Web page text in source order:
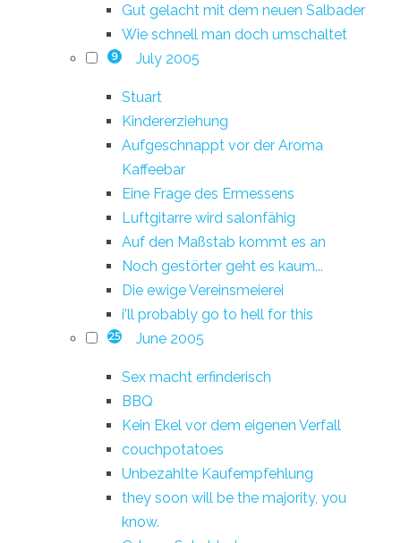
Gut gelacht mit dem neuen Salbader
Wie schnell man doch umschaltet
9 July 2005
Stuart
Kindererziehung
Aufgeschnappt vor der Aroma
Kaffeebar
Eine Frage des Ermessens
Luftgitarre wird salonfähig
Auf den Maßstab kommt es an
Noch gestörter geht es kaum...
Die ewige Vereinsmeierei
i'll probably go to hell for this
25 June 2005
Sex macht erfinderisch
BBQ
Kein Ekel vor dem eigenen Verfall
couchpotatoes
Unbezahlte Kaufempfehlung
they soon will be the majority, you
know.